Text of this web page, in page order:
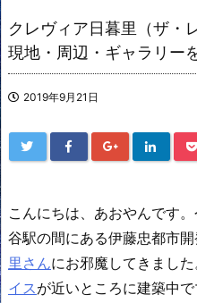
クレヴィア日暮里（ザ・
現地・周辺・ギャラリー
2019年9月21日
こんにちは、あおやんです
谷駅の間にある伊藤忠都市
里さんにお邪魔してきました
イスが近いところに建築中